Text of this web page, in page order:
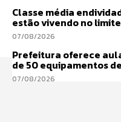
Classe média
estão vivendo no limite
07/08/2026
Prefeitura oferece
de 50 equipamentos
07/08/2026